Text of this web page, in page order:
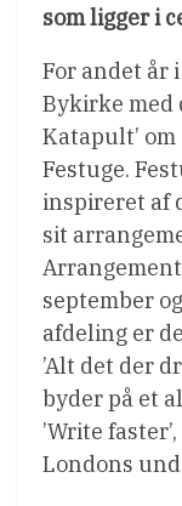
som ligger i
For andet år
Bykirke med
Katapult’
Festuge.
inspireret af
sit
september
afdeling er
’Alt det der
byder på et
’Write
Londons